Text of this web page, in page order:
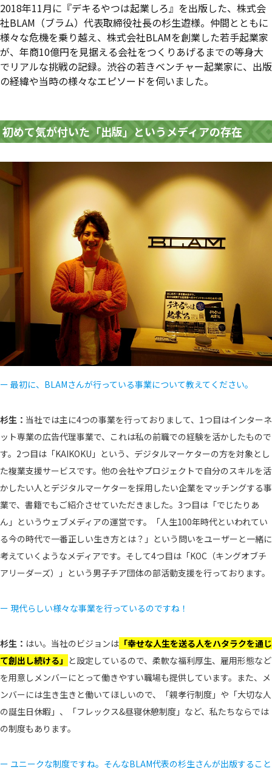
2018年11月に『デキるやつは起業しろ』を出版した、株式会
社BLAM（ブラム）代表取締役社長の杉生遊様。仲間とともに
様々な危機を乗り越え、株式会社BLAMを創業した若手起業家
が、年商10億円を見据える会社をつくりあげるまでの等身大
でリアルな挑戦の記録。渋谷の若きベンチャー起業家に、出版
の経緯や当時の様々なエピソードを伺いました。
初めて気が付いた「出版」というメディアの存在
ー 最初に、BLAMさんが行っている事業について教えてください。
杉生： 当社では主に4つの事業を行っておりまして、1つ目はインターネ
ット専業の広告代理事業で、これは私の前職での経験を活かしたもので
す。2つ目は「KAIKOKU」という、デジタルマーケターの方を対象とし
た複業支援サービスです。他の会社やプロジェクトで自分のスキルを活
かしたい人とデジタルマーケターを採用したい企業をマッチングする事
業で、書籍でもご紹介させていただきました。3つ目は「でじたりあ
ん」というウェブメディアの運営です。「人生100年時代といわれてい
る今の時代で一番正しい生き方とは？」という問いをユーザーと一緒に
考えていくようなメディアです。そして4つ目は「KOC（キングオブチ
アリーダーズ）」という男子チア団体の部活動支援を行っております。
ー 現代らしい様々な事業を行っているのですね！
杉生： はい。当社のビジョンは 「幸せな人生を送る人をハタラクを通じ
て創出し続ける」 と設定しているので、柔軟な福利厚生、雇用形態など
を用意しメンバーにとって働きやすい職場も提供しています。また、メ
ンバーには生き生きと働いてほしいので、「親孝行制度」や「大切な人
の誕生日休暇」、「フレックス&昼寝休憩制度」など、私たちならでは
の制度もあります。
ー ユニークな制度ですね。そんなBLAM代表の杉生さんが出版すること